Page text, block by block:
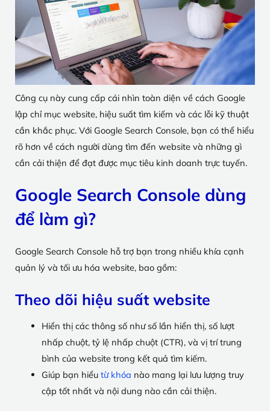
Công cụ này cung cấp cái nhìn toàn diện về cách Google
lập chỉ mục website, hiệu suất tìm kiếm và các lỗi kỹ thuật
cần khắc phục. Với Google Search Console, bạn có thể hiểu
rõ hơn về cách người dùng tìm đến website và những gì
cần cải thiện để đạt được mục tiêu kinh doanh trực tuyến.
Google Search Console dùng
để làm gì?
Google Search Console hỗ trợ bạn trong nhiều khía cạnh
quản lý và tối ưu hóa website, bao gồm:
Theo dõi hiệu suất website
Hiển thị các thông số như số lần hiển thị, số lượt
nhấp chuột, tỷ lệ nhấp chuột (CTR), và vị trí trung
bình của website trong kết quả tìm kiếm.
Giúp bạn hiểu từ khóa nào mang lại lưu lượng truy
cập tốt nhất và nội dung nào cần cải thiện.